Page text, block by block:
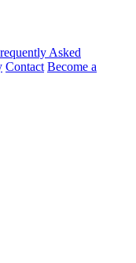
Asked
Contact Become a